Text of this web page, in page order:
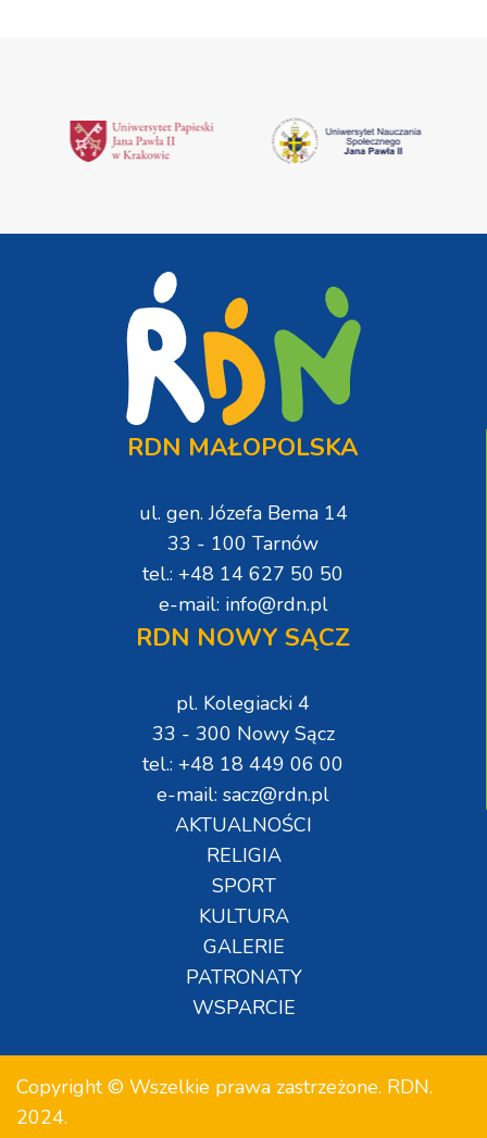
RDN MAŁOPOLSKA
ul. gen. Józefa Bema 14
33 - 100 Tarnów
tel.: +48 14 627 50 50
e-mail: info@rdn.pl
RDN NOWY SĄCZ
pl. Kolegiacki 4
33 - 300 Nowy Sącz
tel.: +48 18 449 06 00
e-mail: sacz@rdn.pl
AKTUALNOŚCI
RELIGIA
SPORT
KULTURA
GALERIE
PATRONATY
WSPARCIE
Copyright © Wszelkie prawa zastrzeżone. RDN.
2024.